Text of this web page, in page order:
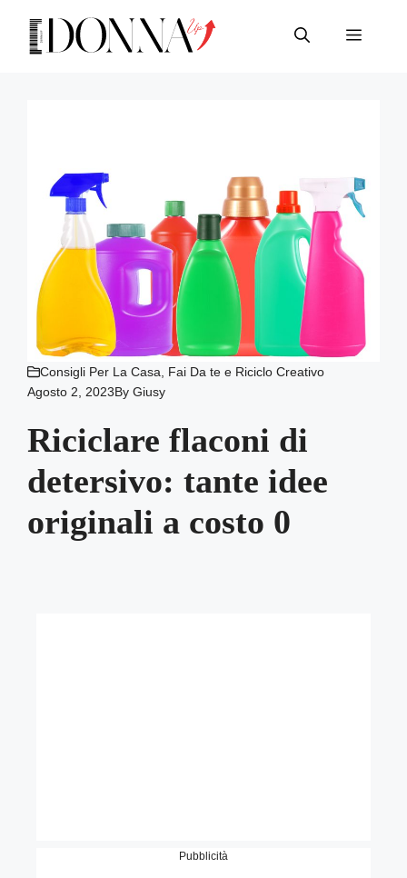
contenuto
Menu
Consigli Per La Casa, Fai Da te e Riciclo Creativo
Agosto 2, 2023ByGiusy
Riciclare flaconi di
detersivo: tante idee
originali a costo 0
Pubblicità